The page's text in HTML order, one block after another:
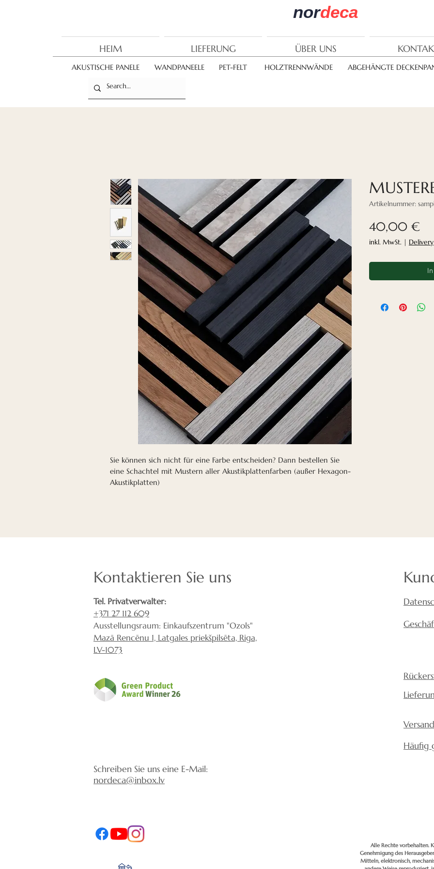
nordeca
HEIM LIEFERUNG ÜBER UNS
AKUSTISCHE PANELE WANDPANEELE PET-FELT HOLZTRENNWÄNDE ABGEHÄNGTE
Sie können sich nicht für eine Farbe entscheiden? Dann bestellen Sie
eine Schachtel mit Mustern aller Akustikplattenfarben (außer Hexagon-
Akustikplatten)
Artikelnummer:
40,00 €
inkl. MwSt. | Delivery
Kontaktieren Sie uns
Tel. Privatverwalter:
+371 27 112 609
Ausstellungsraum: Einkaufszentrum "Ozols"
Mazā Rencēnu 1, Latgales priekšpilsēta, Riga,
LV-1073
Häufig
Schreiben Sie uns eine E-Mail:
nordeca@inbox.lv
Alle Rechte vorbehalten.
Genehmigung des
Mitteln, elektronisch,